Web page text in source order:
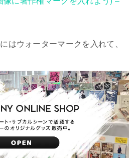
はウォーターマークを入れて、